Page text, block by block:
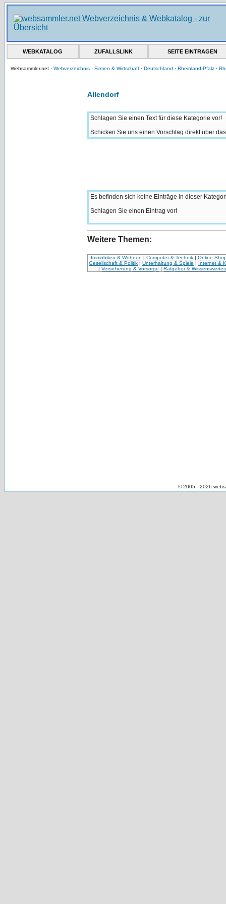
WEBKATALOG ZUFALLSLINK SEITE EINTRAGEN
Websammler.net · Webverzeichnis · Firmen & Wirtschaft · Deutschland · Rheinland-Pfalz ·
Allendorf
Schlagen Sie einen Text für diese Kategorie vor!
Schicken Sie uns einen Vorschlag direkt über
Es befinden sich keine Einträge in dieser
Schlagen Sie einen Eintrag vor!
Weitere Themen:
Immobilien & Wohnen |Computer & Technik |Online
Gesellschaft & Politik | Unterhaltung & Spiele | Internet &
|Versicherung & Vorsorge |Ratgeber & Wissenswertes
© 2005 - 2026